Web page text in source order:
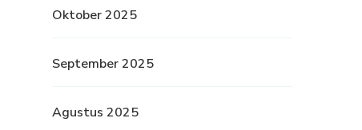
Oktober 2025
September 2025
Agustus 2025